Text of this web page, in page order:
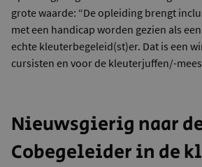
grote waarde: “De opleiding brengt
met een handicap worden gezien als
echte kleuterbegeleid(st)er. Dat is een
cursisten en voor de kleuterjuffen/-
Nieuwsgierig naar
Cobegeleider in de